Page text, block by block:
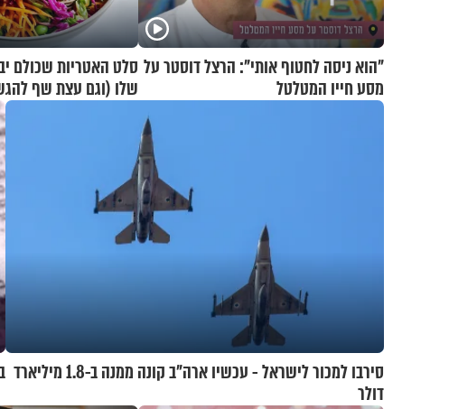
"הוא ניסה לחטוף אותי": הרצל דוסטר על
מסע חייו המטלטל
סלט האטריות שכולם
שלו (וגם עצת שף
סירבו למכור לישראל - עכשיו ארה"ב קונה ממנה ב-1.8 מיליארד
דולר